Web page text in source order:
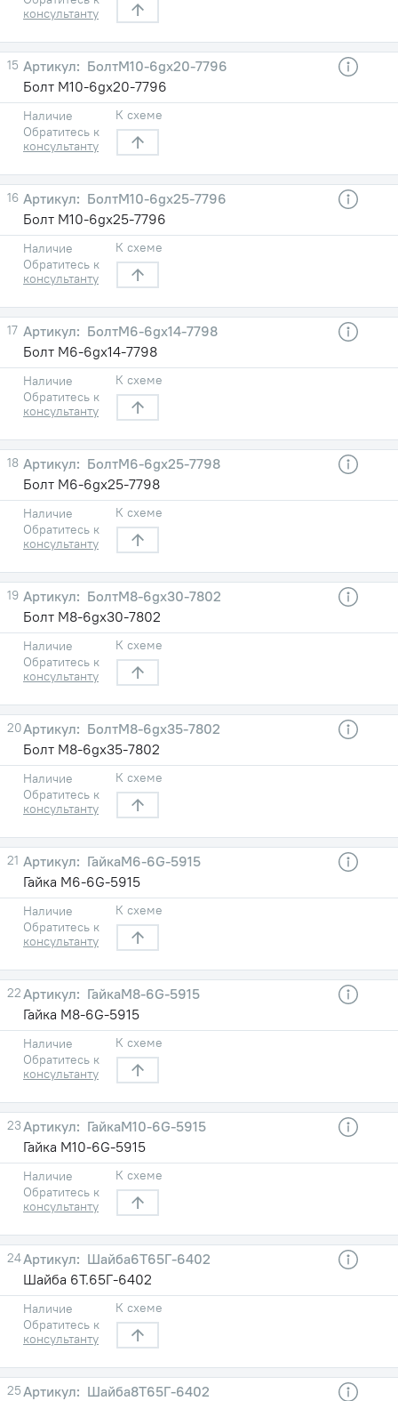
консультанту
15
БолтМ10-6gх20-7796
Болт М10-6gх20-7796
Наличие
Обратитесь к
консультанту
К схеме
16
БолтМ10-6gх25-7796
Болт М10-6gх25-7796
Наличие
Обратитесь к
консультанту
К схеме
17
БолтМ6-6gх14-7798
Болт М6-6gх14-7798
Наличие
Обратитесь к
консультанту
К схеме
18
БолтМ6-6gх25-7798
Болт М6-6gх25-7798
Наличие
Обратитесь к
консультанту
К схеме
19
БолтМ8-6gх30-7802
Болт М8-6gх30-7802
Наличие
Обратитесь к
консультанту
К схеме
20
БолтМ8-6gх35-7802
Болт М8-6gх35-7802
Наличие
Обратитесь к
консультанту
К схеме
21
ГайкаM6-6G-5915
Гайка M6-6G-5915
Наличие
Обратитесь к
консультанту
К схеме
22
ГайкаM8-6G-5915
Гайка M8-6G-5915
Наличие
Обратитесь к
консультанту
К схеме
23
ГайкаM10-6G-5915
Гайка M10-6G-5915
Наличие
Обратитесь к
консультанту
К схеме
24
Шайба6Т65Г-6402
Шайба 6Т.65Г-6402
Наличие
Обратитесь к
консультанту
К схеме
25
Шайба8Т65Г-6402